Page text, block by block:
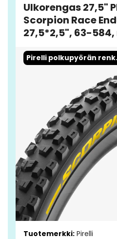
Ulkorengas 27,5"
Scorpion Race
27,5*2,5", 63-
Pirelli
Ohita kuvat
Tuotemerkki: Pirelli